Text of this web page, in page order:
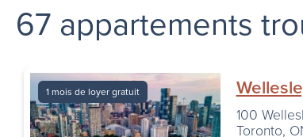
67 appartements
1 mois de loyer gratuit
100
Toronto,